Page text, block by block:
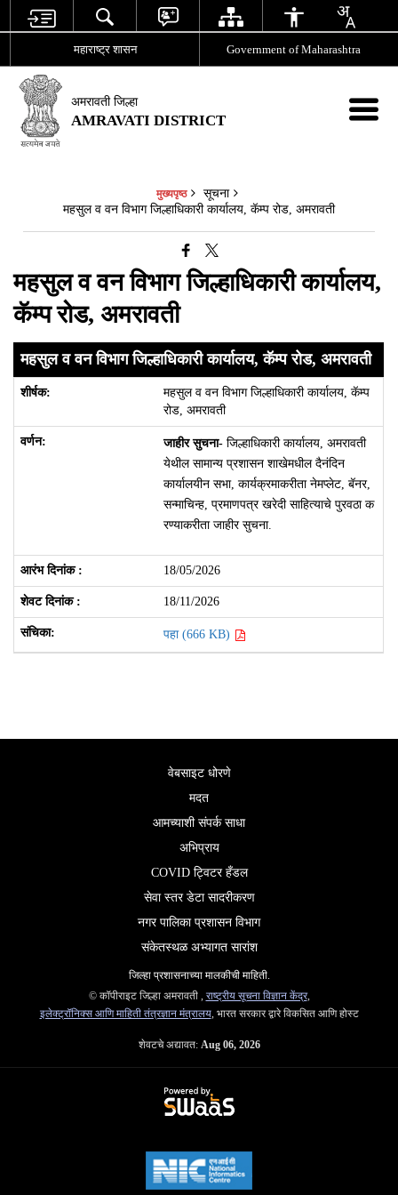
महाराष्ट्र शासन Government of Maharashtra
अमरावती जिल्हा
AMRAVATI DISTRICT
मुख्यपृष्ठ
सूचना
महसुल व वन विभाग जिल्हाधिकारी कार्यालय, कॅम्प रोड, अमरावती
महसुल व वन विभाग जिल्हाधिकारी कार्यालय,
कॅम्प रोड, अमरावती
महसुल व वन विभाग जिल्हाधिकारी कार्यालय, कॅम्प रोड, अमरावती
महसुल व वन विभाग जिल्हाधिकारी कार्यालय, कॅम्प
रोड, अमरावती
जाहीर सुचना- जिल्हाधिकारी कार्यालय, अमरावती
येथील सामान्य प्रशासन शाखेमधील दैनंदिन
कार्यालयीन सभा, कार्यक्रमाकरीता नेमप्लेट, बॅनर,
सन्माचिन्ह, प्रमाणपत्र खरेदी साहित्याचे पुरवठा क
रण्याकरीता जाहीर सुचना.
18/05/2026
18/11/2026
पहा (666 KB)
वेबसाइट धोरणे
मदत
आमच्याशी संपर्क साधा
अभिप्राय
COVID ट्विटर हँडल
सेवा स्तर डेटा सादरीकरण
नगर पालिका प्रशासन विभाग
संकेतस्थळ अभ्यागत सारांश
जिल्‍हा प्रशासनाच्‍या मालकीची माहिती.
© कॉपीराइट जिल्हा अमरावती , राष्ट्रीय सूचना विज्ञान केंद्र,
इलेक्ट्रॉनिक्स आणि माहिती तंत्रज्ञान मंत्रालय, भारत सरकार द्वारे विकसित आणि होस्ट
शेवटचे अद्यावत: Aug 06, 2026